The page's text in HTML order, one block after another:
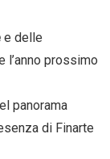
e delle
l’anno prossimo
panorama
di Finarte